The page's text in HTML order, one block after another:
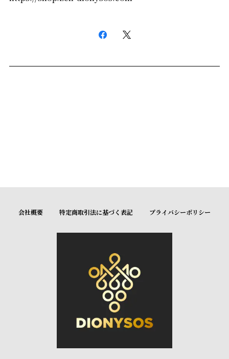
会社概要 特定商取引法に基づく表記 プライバシーポリシー